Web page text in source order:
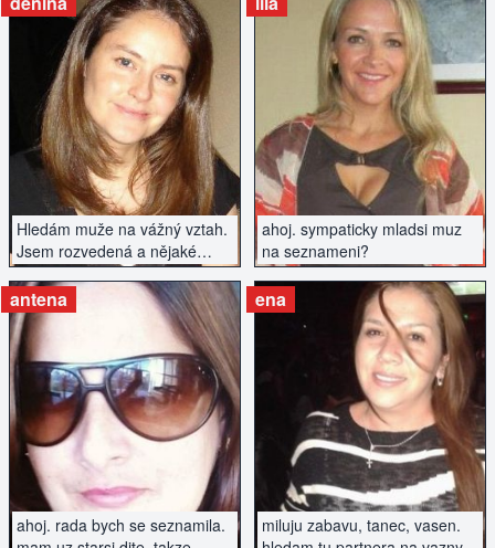
Hledám muže na vážný vztah.
Jsem rozvedená a nějaké
povinnosti mám, ale tak ty
můžeš mít i ty :)
ZOBRAZIT INZERÁT
ahoj. sympaticky mladsi muz
na seznameni?
ZOBRAZIT INZERÁT
ahoj. rada bych se seznamila.
antena
ZOBRAZIT INZERÁT
miluju zabavu, tanec, vasen.
ena
ZOBRAZIT INZERÁT